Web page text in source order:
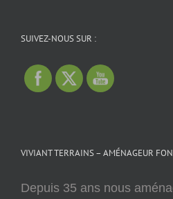
SUIVEZ-NOUS SUR :
VIVIANT TERRAINS – AMÉNAGEUR
Depuis 35 ans nous